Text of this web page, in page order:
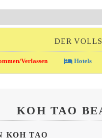
DER
Verlassen local_hotelHotels
KOH TAO
KOH TAO